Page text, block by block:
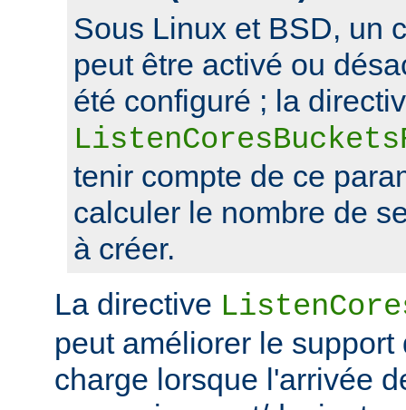
Sous Linux et BSD, un
peut être activé ou
été configuré ; la
tenir compte de ce
calculer le nombre de
à créer.
La directive
peut améliorer le
charge lorsque l'arrivée